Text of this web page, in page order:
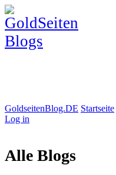
GoldseitenBlog.DE Startseite
Log in
Alle Blogs